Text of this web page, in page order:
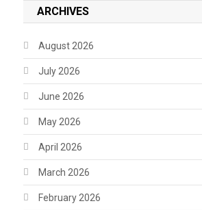
ARCHIVES
August 2026
July 2026
June 2026
May 2026
April 2026
March 2026
February 2026